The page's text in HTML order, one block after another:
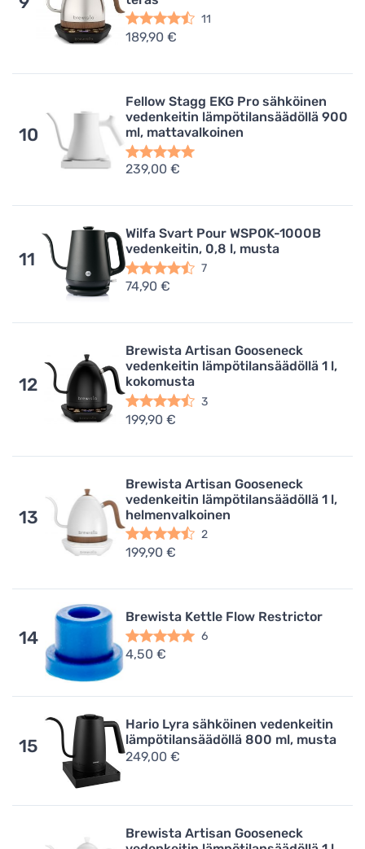
11
189,90 €
10
Fellow Stagg EKG Pro sähköinen
vedenkeitin lämpötilansäädöllä 900
ml, mattavalkoinen
239,00 €
11
Wilfa Svart Pour WSPOK-1000B
vedenkeitin, 0,8 l, musta
7
74,90 €
12
Brewista Artisan Gooseneck
vedenkeitin lämpötilansäädöllä 1 l,
kokomusta
3
199,90 €
13
Brewista Artisan Gooseneck
vedenkeitin lämpötilansäädöllä 1 l,
helmenvalkoinen
2
199,90 €
14
Brewista Kettle Flow Restrictor
6
4,50 €
15
Hario Lyra sähköinen vedenkeitin
lämpötilansäädöllä 800 ml, musta
249,00 €
Brewista Artisan Gooseneck